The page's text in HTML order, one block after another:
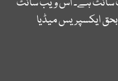
سائٹ ہے۔ اس ویب سائٹ
ایکسپریس میڈیا